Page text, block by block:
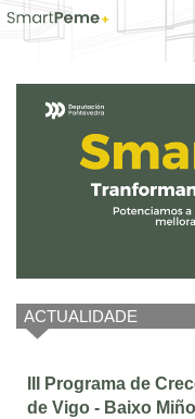
Inicio
ACTUALIDADE
III Programa de
de Vigo - Baixo Miño